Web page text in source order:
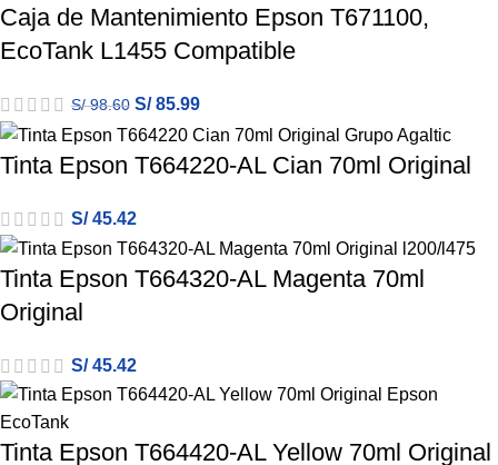
Caja de Mantenimiento Epson T671100,
EcoTank L1455 Compatible
S/98.60 S/85.99
Tinta Epson T664220-AL Cian 70ml Original
S/45.42
Tinta Epson T664320-AL Magenta 70ml
Original
S/45.42
Tinta Epson T664420-AL Yellow 70ml Original